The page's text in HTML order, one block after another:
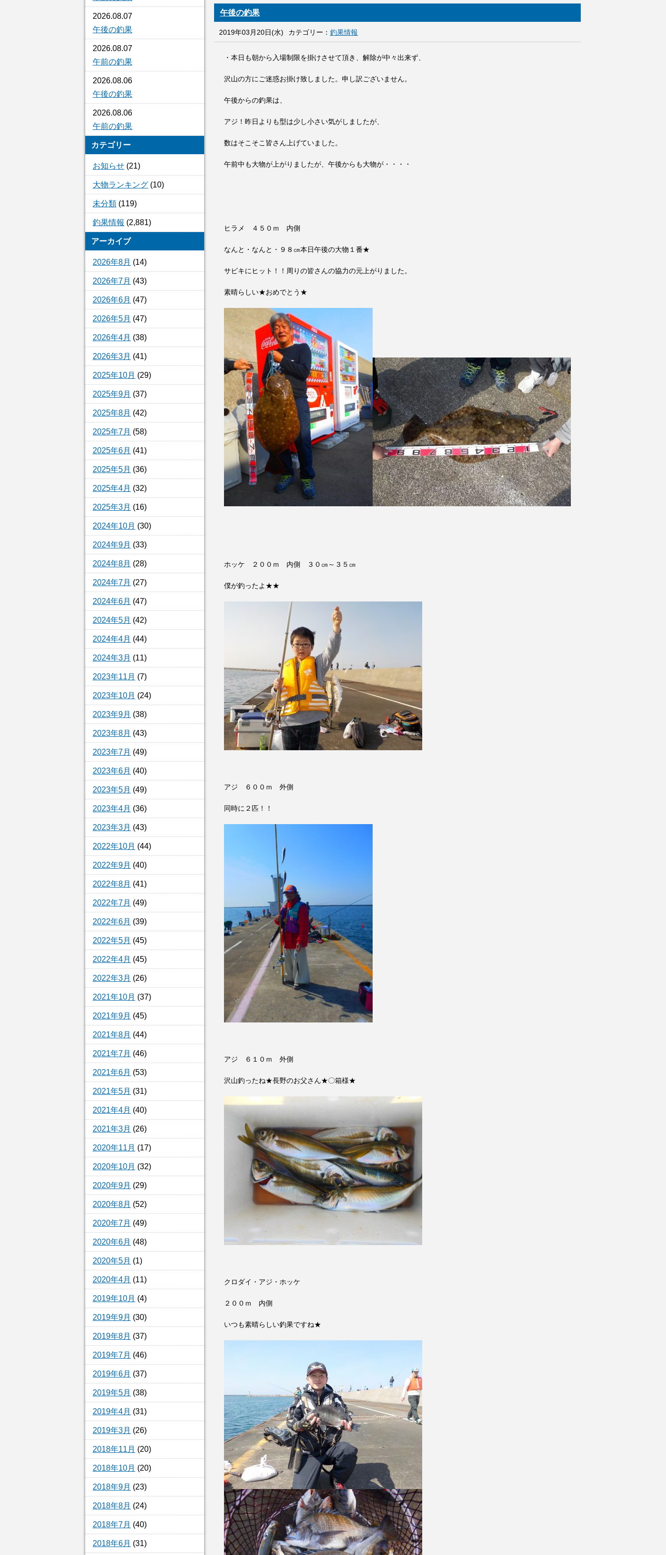
2026.08.07
午後の釣果
2026.08.07
午前の釣果
2026.08.06
午後の釣果
2026.08.06
午前の釣果
カテゴリー
お知らせ (21)
大物ランキング (10)
未分類 (119)
釣果情報 (2,881)
アーカイブ
2026年8月 (14)
2026年7月 (43)
2026年6月 (47)
2026年5月 (47)
2026年4月 (38)
2026年3月 (41)
2025年10月 (29)
2025年9月 (37)
2025年8月 (42)
2025年7月 (58)
2025年6月 (41)
2025年5月 (36)
2025年4月 (32)
2025年3月 (16)
2024年10月 (30)
2024年9月 (33)
2024年8月 (28)
2024年7月 (27)
2024年6月 (47)
2024年5月 (42)
2024年4月 (44)
2024年3月 (11)
2023年11月 (7)
2023年10月 (24)
2023年9月 (38)
2023年8月 (43)
2023年7月 (49)
2023年6月 (40)
2023年5月 (49)
2023年4月 (36)
2023年3月 (43)
2022年10月 (44)
2022年9月 (40)
2022年8月 (41)
2022年7月 (49)
2022年6月 (39)
2022年5月 (45)
2022年4月 (45)
2022年3月 (26)
2021年10月 (37)
2021年9月 (45)
2021年8月 (44)
2021年7月 (46)
2021年6月 (53)
2021年5月 (31)
2021年4月 (40)
2021年3月 (26)
2020年11月 (17)
2020年10月 (32)
2020年9月 (29)
2020年8月 (52)
2020年7月 (49)
2020年6月 (48)
2020年5月 (1)
2020年4月 (11)
2019年10月 (4)
2019年9月 (30)
2019年8月 (37)
2019年7月 (46)
2019年6月 (37)
2019年5月 (38)
2019年4月 (31)
2019年3月 (26)
2018年11月 (20)
2018年10月 (20)
2018年9月 (23)
2018年8月 (24)
2018年7月 (40)
2018年6月 (31)
午後の釣果
2019年03月20日(水) カテゴリー： 釣果情報
・本日も朝から入場制限を掛けさせて頂き、解除が中々出来ず、
沢山の方にご迷惑お掛け致しました。申し訳ございません。
午後からの釣果は、
アジ！昨日よりも型は少し小さい気がしましたが、
数はそこそこ皆さん上げていました。
午前中も大物が上がりましたが、午後からも大物が・・・・
ヒラメ ４５０ｍ 内側
なんと・なんと・９８㎝本日午後の大物１番★
サビキにヒット！！周りの皆さんの協力の元上がりました。
素晴らしい★おめでとう★
ホッケ ２００ｍ 内側 ３０㎝～３５㎝
僕が釣ったよ★★
アジ ６００ｍ 外側
同時に２匹！！
アジ ６１０ｍ 外側
沢山釣ったね★長野のお父さん★〇箱様★
クロダイ・アジ・ホッケ
２００ｍ 内側
いつも素晴らしい釣果ですね★